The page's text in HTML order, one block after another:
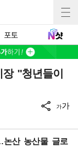
포토
"청년들이
가가
논산 농산물 글로